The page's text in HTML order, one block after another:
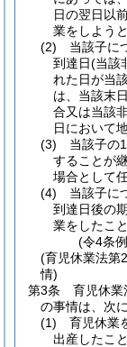
日の翌日以
業をしよう
(2)
当該子に
到達日(当該
れた日が当
は、当該末
合又は当該
日において
(3)
当該子の
することが
場合として
(4)
当該子に
到達日後の
業をしたこ
(令4条
(育児休業法第
情)
第3条
育児休業
の事情は、次
(1)
育児休業
出産したこ